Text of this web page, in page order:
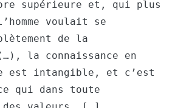
supérieure et, qui plus
voulait se
de la
la connaissance en
est intangible, et c’est
qui dans toute